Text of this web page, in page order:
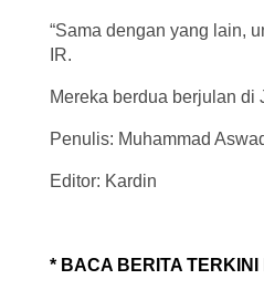
“Sama dengan yang lain,
IR.
Mereka berdua berjulan di
Penulis: Muhammad
Editor: Kardin
* BACA BERITA TERKINI